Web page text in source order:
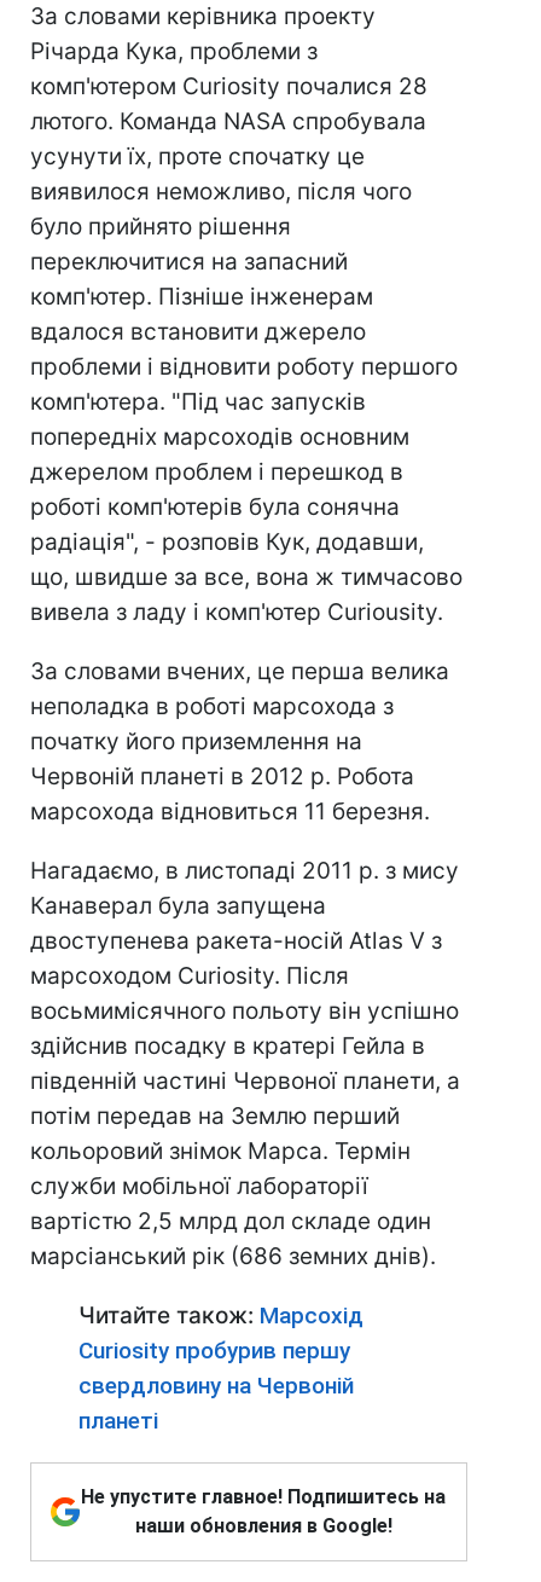
За словами керівника проекту
Річарда Кука, проблеми з
комп'ютером Curiosity почалися 28
лютого. Команда NASA спробувала
усунути їх, проте спочатку це
виявилося неможливо, після чого
було прийнято рішення
переключитися на запасний
комп'ютер. Пізніше інженерам
вдалося встановити джерело
проблеми і відновити роботу першого
комп'ютера. "Під час запусків
попередніх марсоходів основним
джерелом проблем і перешкод в
роботі комп'ютерів була сонячна
радіація", - розповів Кук, додавши,
що, швидше за все, вона ж тимчасово
вивела з ладу і комп'ютер Curiousity.
За словами вчених, це перша велика
неполадка в роботі марсохода з
початку його приземлення на
Червоній планеті в 2012 р. Робота
марсохода відновиться 11 березня.
Нагадаємо, в листопаді 2011 р. з мису
Канаверал була запущена
двоступенева ракета-носій Atlas V з
марсоходом Curiosity. Після
восьмимісячного польоту він успішно
здійснив посадку в кратері Гейла в
південній частині Червоної планети, а
потім передав на Землю перший
кольоровий знімок Марса. Термін
служби мобільної лабораторії
вартістю 2,5 млрд дол складе один
марсіанський рік (686 земних днів).
Читайте також: Марсохід
Curiosity пробурив першу
свердловину на Червоній
планеті
Не упустите главное! Подпишитесь на
наши обновления в Google!